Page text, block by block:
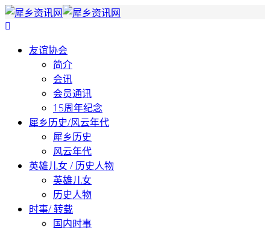
友谊协会
简介
会讯
会员通讯
15周年纪念
犀乡历史/风云年代
犀乡历史
风云年代
英雄儿女 / 历史人物
英雄儿女
历史人物
时事/ 转载
国内时事